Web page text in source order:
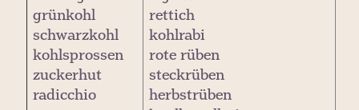
grünkohl
schwarzkohl
kohlsprossen
zuckerhut
radicchio
rettich
kohlrabi
rote rüben
steckrüben
herbstrüben